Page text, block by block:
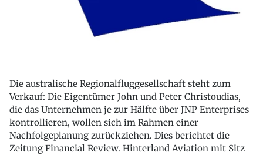
Die australische Regionalfluggesellschaft steht zum
Verkauf: Die Eigentümer John und Peter Christoudias,
die das Unternehmen je zur Hälfte über JNP Enterprises
kontrollieren, wollen sich im Rahmen einer
Nachfolgeplanung zurückziehen. Dies berichtet die
Zeitung Financial Review. Hinterland Aviation mit Sitz